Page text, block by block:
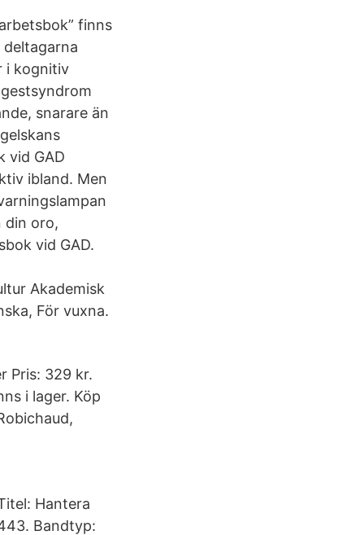
finns
i kognitiv
snarare än
vid GAD
ibland. Men
din oro,
vid GAD.
Akademisk
För vuxna.
Pris: 329 kr.
i lager. Köp
Hantera
Bandtyp: